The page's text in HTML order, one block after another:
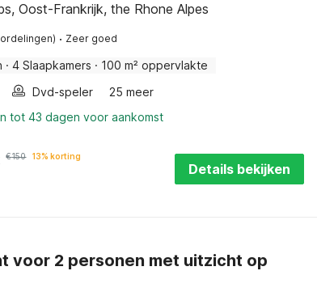
Oost-Frankrijk, the Rhone Alpes
· Zeer goed
· 4 Slaapkamers · 100 m² oppervlakte
Dvd-speler
25 meer
tot 43 dagen voor aankomst
€150 13% korting
Details bekijken
voor 2 personen met uitzicht op